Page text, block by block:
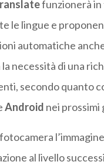
funzionerà in
le lingue e
automatiche
necessità di una
secondo quanto
Android nei prossimi
al livello